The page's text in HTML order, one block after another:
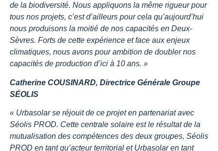
de la biodiversité. Nous appliquons la même rigueur pour
tous nos projets, c’est d’ailleurs pour cela qu’aujourd’hui
nous produisons la moitié de nos capacités en Deux-
Sèvres. Forts de cette expérience et face aux enjeux
climatiques, nous avons pour ambition de doubler nos
capacités de production d’ici à 10 ans. »
Catherine COUSINARD, Directrice Générale Groupe
SÉOLIS
« Urbasolar se réjouit de ce projet en partenariat avec
Séolis PROD. Cette centrale solaire est le résultat de la
mutualisation des compétences des deux groupes, Séolis
PROD en tant qu’acteur territorial et Urbasolar en tant